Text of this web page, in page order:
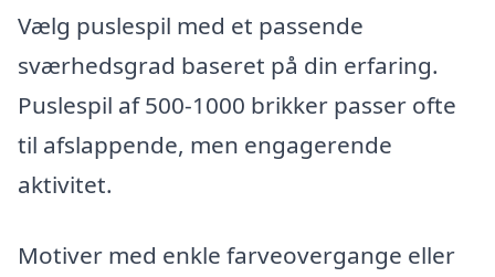
Vælg puslespil med et passende
sværhedsgrad baseret på din erfaring.
Puslespil af 500-1000 brikker passer ofte
til afslappende, men engagerende
aktivitet.
Motiver med enkle farveovergange eller